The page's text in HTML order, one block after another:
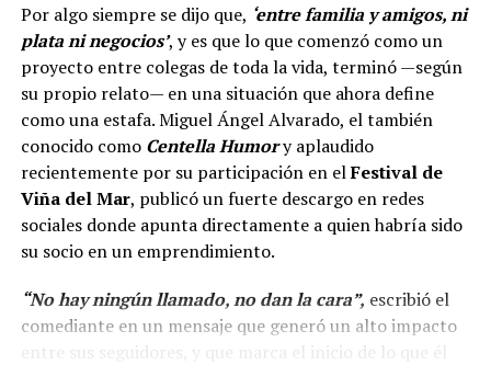
Por algo siempre se dijo que, ‘entre familia y amigos, ni
plata ni negocios’, y es que lo que comenzó como un
proyecto entre colegas de toda la vida, terminó —según
su propio relato— en una situación que ahora define
como una estafa. Miguel Ángel Alvarado, el también
conocido como Centella Humory aplaudido
recientemente por su participación en elFestival de
Viña del Mar, publicó un fuerte descargo en redes
sociales donde apunta directamente a quien habría sido
su socio en un emprendimiento.
“No hay ningún llamado, no dan la cara”, escribió el
comediante en un mensaje que generó un alto impacto
entre sus seguidores, y que marca el inicio de lo que él